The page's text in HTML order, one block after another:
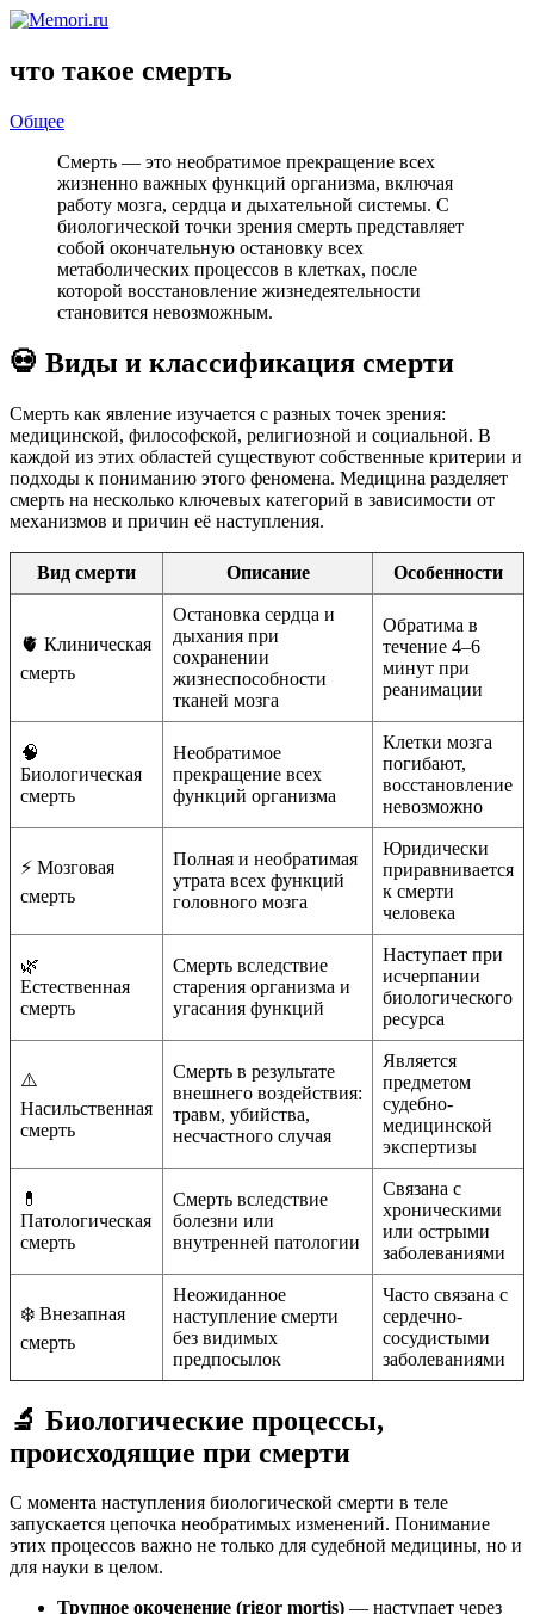
что такое смерть
Общее
Смерть — это необратимое прекращение всех
жизненно важных функций организма, включая
работу мозга, сердца и дыхательной системы. С
биологической точки зрения смерть представляет
собой окончательную остановку всех
метаболических процессов в клетках, после
которой восстановление жизнедеятельности
становится невозможным.
💀 Виды и классификация смерти
Смерть как явление изучается с разных точек зрения:
медицинской, философской, религиозной и социальной. В
каждой из этих областей существуют собственные критерии и
подходы к пониманию этого феномена. Медицина разделяет
смерть на несколько ключевых категорий в зависимости от
механизмов и причин её наступления.
Вид смерти Описание Особенности
🫀 Клиническая
смерть
Остановка сердца и
дыхания при
сохранении
жизнеспособности
тканей мозга
Обратима в
течение 4–6
минут при
реанимации
🧠
Биологическая
смерть
Необратимое
прекращение всех
функций организма
Клетки мозга
погибают,
восстановление
невозможно
⚡ Мозговая
смерть
Полная и необратимая
утрата всех функций
головного мозга
Юридически
приравнивается
к смерти
человека
🌿
Естественная
смерть
Смерть вследствие
старения организма и
угасания функций
Наступает при
исчерпании
биологического
ресурса
⚠️
Насильственная
смерть
Смерть в результате
внешнего воздействия:
травм, убийства,
несчастного случая
Является
предметом
судебно-
медицинской
экспертизы
💊
Патологическая
смерть
Смерть вследствие
болезни или
внутренней патологии
Связана с
хроническими
или острыми
заболеваниями
❄️ Внезапная
смерть
Неожиданное
наступление смерти
без видимых
предпосылок
Часто связана с
сердечно-
сосудистыми
заболеваниями
🔬 Биологические процессы,
происходящие при смерти
С момента наступления биологической смерти в теле
запускается цепочка необратимых изменений. Понимание
этих процессов важно не только для судебной медицины, но и
для науки в целом.
Трупное окоченение (rigor mortis) — наступает через